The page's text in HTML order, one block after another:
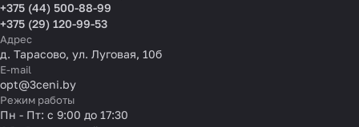
+375 (44) 500-88-99
+375 (29) 120-99-53
Адрес
д. Тарасово, ул. Луговая, 10б
E-mail
opt@3ceni.by
Режим работы
Пн - Пт: с 9:00 до 17:30